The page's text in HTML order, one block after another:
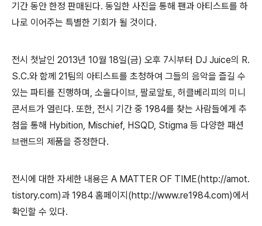
기간 동안 한정 판매된다. 동일한 사진을 통해 팬과 아티스트를 하
나로 이어주는 특별한 기회가 될 것이다.
전시 첫날인 2013년 10월 18일(금) 오후 7시부터 DJ Juice의 R.
S.C.와 함께 21팀의 아티스트를 초청하여 그들의 음악을 즐길 수
있는 파티를 진행하며, 소울다이브, 팔로알토, 허클베리피의 미니
콘서트가 열린다. 또한, 전시 기간 중 1984를 찾는 사람들에게 추
첨을 통해 Hybition, Mischief, HSQD, Stigma 등 다양한 패션
브랜드의 제품을 증정한다.
전시에 대한 자세한 내용은 A MATTER OF TIME(http://amot.
tistory.com)과 1984 홈페이지(http://www.re1984.com)에서
확인할 수 있다.